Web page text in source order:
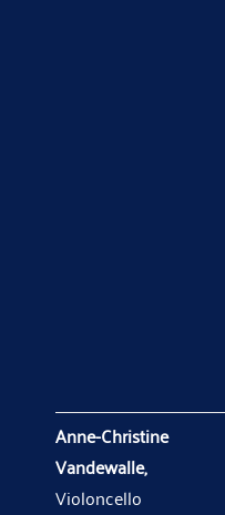
Anne-Christine
Vandewalle,
Violoncello